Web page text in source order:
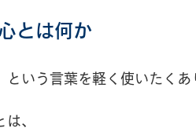
とは何か
という言葉を軽く使いたくあ
、